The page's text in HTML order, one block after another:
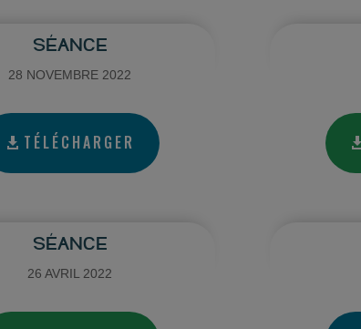
SÉANCE
28 NOVEMBRE 2022
TÉLÉCHARGER
SÉANCE
26 AVRIL 2022